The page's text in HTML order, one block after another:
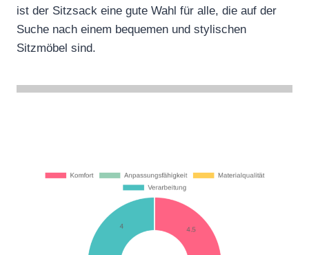
ist der Sitzsack eine gute Wahl für alle, die auf der
Suche nach einem bequemen und stylischen
Sitzmöbel sind.